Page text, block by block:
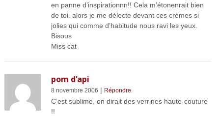
en panne d’inspirationnn!! Cela m’étonenrait bien
de toi. alors je me délecte devant ces crèmes si
jolies qui comme d’habitude nous ravi les yeux.
Bisous
Miss cat
pom d'api
8 novembre 2006 | Répondre
C’est sublime, on dirait des verrines haute-couture
!!